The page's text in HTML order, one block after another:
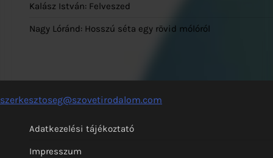
Kalász István: Felveszed
Nagy Lóránd: Hosszú séta egy rövid mólóról
szerkesztoseg@szovetirodalom.com
Adatkezelési tájékoztató
Impresszum